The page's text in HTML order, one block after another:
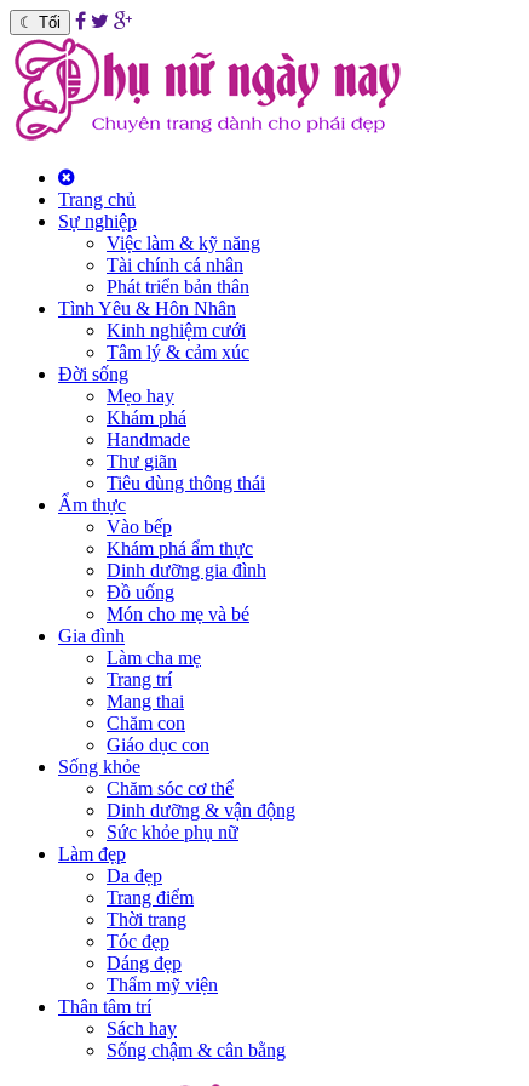
☾ Tối
Trang chủ
Sự nghiệp
Việc làm & kỹ năng
Tài chính cá nhân
Phát triển bản thân
Tình Yêu & Hôn Nhân
Kinh nghiệm cưới
Tâm lý & cảm xúc
Đời sống
Mẹo hay
Khám phá
Handmade
Thư giãn
Tiêu dùng thông thái
Ẩm thực
Vào bếp
Khám phá ẩm thực
Dinh dưỡng gia đình
Đồ uống
Món cho mẹ và bé
Gia đình
Làm cha mẹ
Trang trí
Mang thai
Chăm con
Giáo dục con
Sống khỏe
Chăm sóc cơ thể
Dinh dưỡng & vận động
Sức khỏe phụ nữ
Làm đẹp
Da đẹp
Trang điểm
Thời trang
Tóc đẹp
Dáng đẹp
Thẩm mỹ viện
Thân tâm trí
Sách hay
Sống chậm & cân bằng